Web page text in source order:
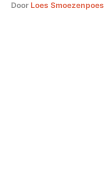
door Loes Smoezenpoes